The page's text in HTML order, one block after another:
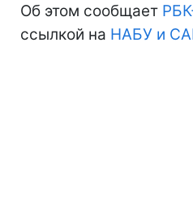
Об этом сообщает
ссылкой на НАБУ и